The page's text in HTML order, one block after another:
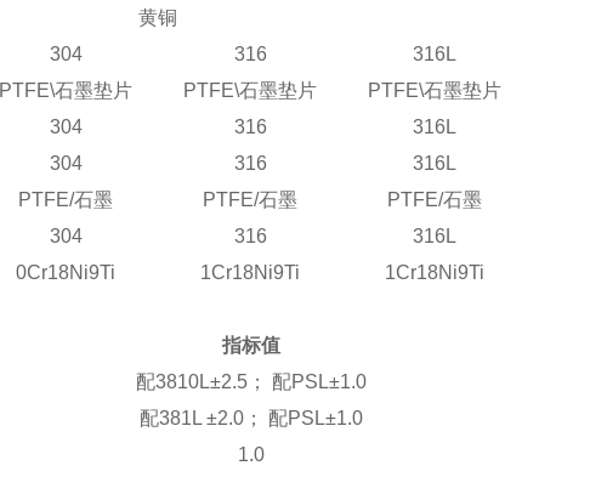
黄铜
304 316
316L
PTFE\石墨垫片 PTFE\石墨垫片 PTFE\石墨垫片
304 316
316L
304 316
316L
PTFE/石墨 PTFE/石墨 PTFE/石墨
304 316
316L
0Cr18Ni9Ti 1Cr18Ni9Ti
1Cr18Ni9Ti
指标值
配3810L±2.5； 配PSL±1.0
配381L ±2.0； 配PSL±1.0
1.0